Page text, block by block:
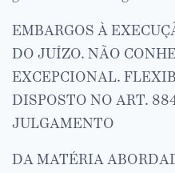
EMBARGOS À
DO JUÍZO. NÃO
EXCEPCIONAL.
DISPOSTO NO ART.
JULGAMENTO
DA MATÉRIA